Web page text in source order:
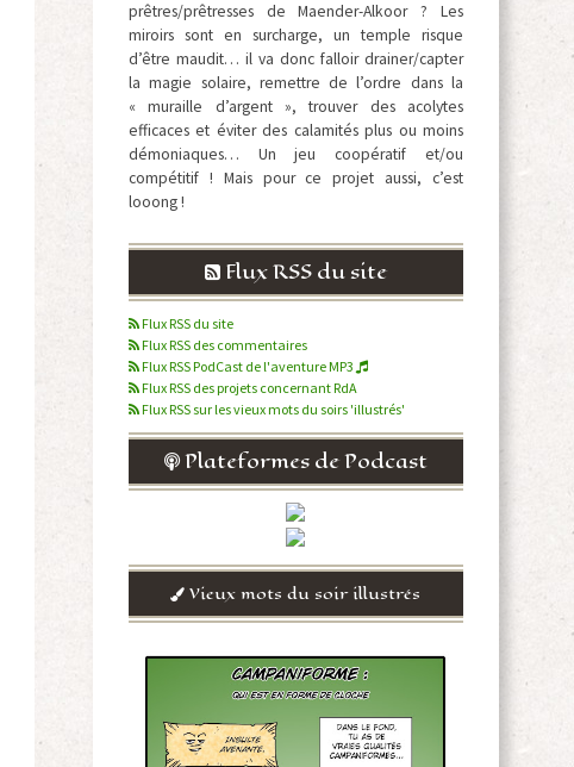
prêtres/prêtresses de Maender-Alkoor ? Les
miroirs sont en surcharge, un temple risque
d’être maudit… il va donc falloir drainer/capter
la magie solaire, remettre de l’ordre dans la
« muraille d’argent », trouver des acolytes
efficaces et éviter des calamités plus ou moins
démoniaques… Un jeu coopératif et/ou
compétitif ! Mais pour ce projet aussi, c’est
looong !
Flux RSS du site
Flux RSS du site
Flux RSS des commentaires
Flux RSS PodCast de l'aventure MP3
Flux RSS des projets concernant RdA
Flux RSS sur les vieux mots du soirs 'illustrés'
Plateformes de Podcast
Vieux mots du soir illustrés